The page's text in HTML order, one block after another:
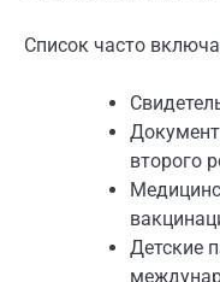
Список часто
второго
Детские